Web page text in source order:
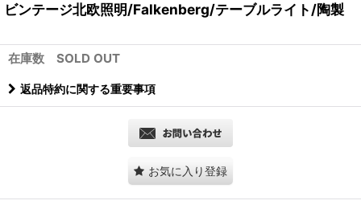
ビンテージ北欧照明/Falkenberg/テーブルライト/陶製
在庫数 SOLD OUT
返品特約に関する重要事項
お気に入り登録